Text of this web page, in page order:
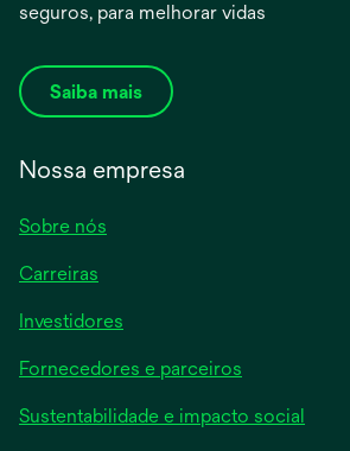
seguros, para melhorar vidas
Saiba mais
Nossa empresa
Sobre nós
Carreiras
Investidores
Fornecedores e parceiros
Sustentabilidade e impacto social